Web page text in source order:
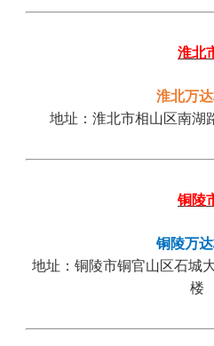
淮北
淮北万
地址：淮北市相山区南湖
铜陵
铜陵万
地址：铜陵市铜官山区石城
楼